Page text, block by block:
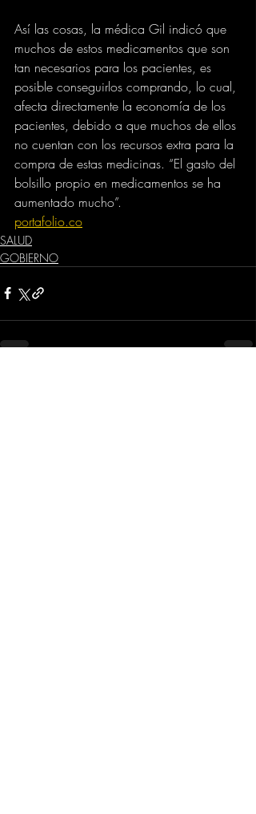
Así las cosas, la médica Gil indicó que
muchos de estos medicamentos que son
tan necesarios para los pacientes, es
posible conseguirlos comprando, lo cual,
afecta directamente la economía de los
pacientes, debido a que muchos de ellos
no cuentan con los recursos extra para la
compra de estas medicinas. “El gasto del
bolsillo propio en medicamentos se ha
aumentado mucho”.
portafolio.co
SALUD
GOBIERNO